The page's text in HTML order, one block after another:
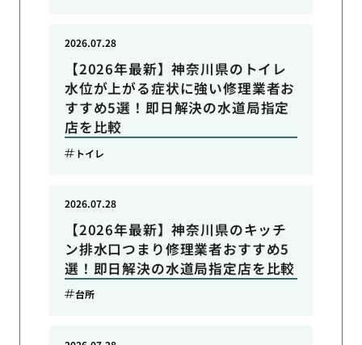
【2026年最新】神奈川県のトイレ
水位が上がる症状に強い修理業者お
すすめ5選！即日解決の水道局指定
店を比較
2026.07.28
トイレ
【2026年最新】神奈川県のキッチ
ン排水口つまり修理業者おすすめ5
選！即日解決の水道局指定店を比較
2026.07.28
台所